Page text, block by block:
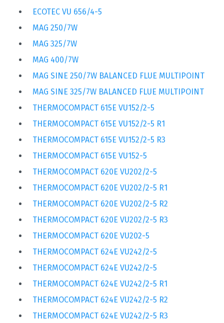
ECOTEC VU 656/4-5
MAG 250/7W
MAG 325/7W
MAG 400/7W
MAG SINE 250/7W BALANCED FLUE MULTIPOINT
MAG SINE 325/7W BALANCED FLUE MULTIPOINT
THERMOCOMPACT 615E VU152/2-5
THERMOCOMPACT 615E VU152/2-5 R1
THERMOCOMPACT 615E VU152/2-5 R3
THERMOCOMPACT 615E VU152-5
THERMOCOMPACT 620E VU202/2-5
THERMOCOMPACT 620E VU202/2-5 R1
THERMOCOMPACT 620E VU202/2-5 R2
THERMOCOMPACT 620E VU202/2-5 R3
THERMOCOMPACT 620E VU202-5
THERMOCOMPACT 624E VU242/2-5
THERMOCOMPACT 624E VU242/2-5
THERMOCOMPACT 624E VU242/2-5 R1
THERMOCOMPACT 624E VU242/2-5 R2
THERMOCOMPACT 624E VU242/2-5 R3